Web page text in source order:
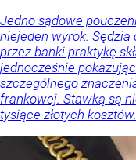
Jedno sądowe
niejeden wyrok.
przez banki praktykę
jednocześnie
szczególnego
frankowej. Stawką są
tysiące złotych kosztów.